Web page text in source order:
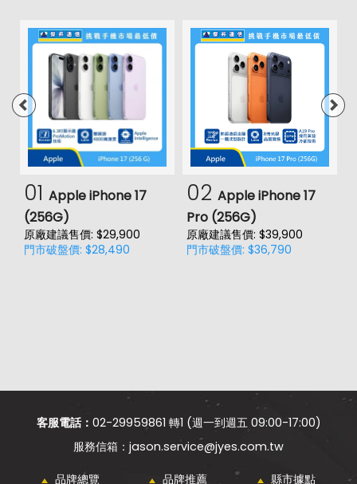
01 Apple iPhone 17
(256G)
原廠建議售價: $29,900
門市破盤價: $28,490
02 Apple iPhone 17
Pro (256G)
原廠建議售價: $39,900
門市破盤價: $36,790
客服電話： 02-29959861 轉1 (週一到週五 09:00-17:00)
jason.service@jyes.com.tw
品牌總覽 品牌推薦 縣市據點